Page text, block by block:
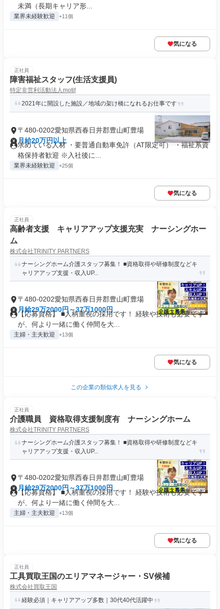
未満（長期キャリア形...
業界未経験歓迎 +11個
気になる
正社員
障害福祉スタッフ(生活支援員)
特定非営利活動法人motif
2021年に開設した施設／地域の架け橋になれるお仕事です
〒480-0202愛知県西春日井郡豊山町豊場
月給20万円以上
求めている人材 ・要普通自動車免許（AT限定可） ・福祉系資
格保持者歓迎 ※入社後に...
業界未経験歓迎 +25個
気になる
正社員
高齢者支援 キャリアアップ支援充実 ナーシングホー
ム
株式会社TRINITY PARTNERS
ナーシングホーム介護スタッフ募集！ ■資格取得や研修制度などキ
ャリアアップ支援・収入UP...
〒480-0202愛知県西春日井郡豊山町豊場
月給29万2000円～37万1000円
【応募資格】 ■人柄重視の採用です！ 経験や技術も必要です
が、何より一緒に働く仲間を大...
主婦・主夫歓迎 +13個
気になる
この企業の類似求人を見る
正社員
介護職員 資格取得支援制度有 ナーシングホーム
株式会社TRINITY PARTNERS
ナーシングホーム介護スタッフ募集！ ■資格取得や研修制度などキ
ャリアアップ支援・収入UP...
〒480-0202愛知県西春日井郡豊山町豊場
月給29万2000円～37万1000円
【応募資格】 ■人柄重視の採用です！ 経験や技術も必要です
が、何より一緒に働く仲間を大...
主婦・主夫歓迎 +13個
気になる
正社員
工具買取王国のエリアマネージャー・SV候補
株式会社買取王国
経験必須｜キャリアアップ多数｜30代40代活躍中